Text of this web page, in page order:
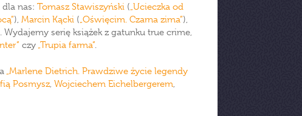
nas: Tomasz Stawiszyński („Ucieczka od
), Marcin Kącki („Oświęcim. Czarna zima”),
Wydajemy serię książek z gatunku true crime,
czy „Trupia farma”.
„Marlene Dietrich. Prawdziwe życie legendy
Posmysz, Wojciechem Eichelbergerem,